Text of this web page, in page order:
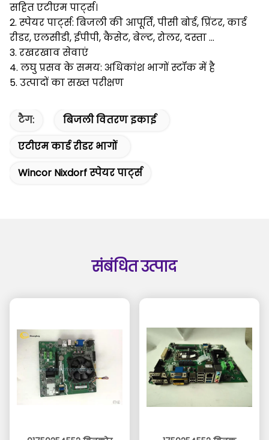
सहित एटीएम पार्ट्स।
2. स्पेयर पार्ट्स: बिजली की आपूर्ति, पीसी बोर्ड, प्रिंटर, कार्ड
रीडर, एलसीडी, ईपीपी, कैसेट, बेल्ट, रोलर, दस्ता ...
3. रखरखाव सेवाएं
4. लघु प्रसव के समय: अधिकांश भागों स्टॉक में है
5. उत्पादों का सख्त परीक्षण
टैग:
बिजली वितरण इकाई
एटीएम कार्ड रीडर भागों
Wincor Nixdorf स्पेयर पार्ट्स
संबंधित उत्पाद